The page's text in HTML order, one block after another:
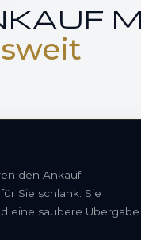
den Ankauf
Sie schlank. Sie
eine saubere